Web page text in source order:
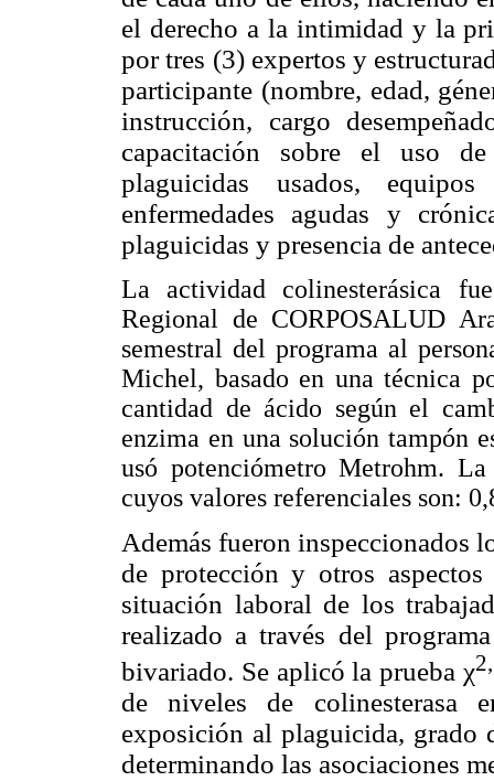
el derecho a la intimidad y la
por tres (3) expertos y
participante (nombre, edad,
instrucción, cargo
capacitación sobre el uso
plaguicidas usados,
enfermedades agudas y
plaguicidas y presencia de
La actividad colinesterásica
Regional de CORPOSALUD
semestral del programa al
Michel, basado en una técnica
cantidad de ácido según el
enzima en una solución tampón
usó potenciómetro Metrohm.
cuyos valores referenciales son:
Además fueron inspeccionados
de protección y otros
situación laboral de los
realizado a través del
bivariado. Se aplicóla prueba χ
de niveles de colinesterasa
exposición al plaguicida, grado
determinando las asociaciones